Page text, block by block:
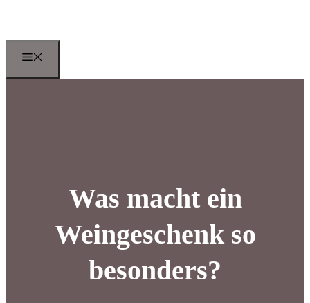
springen
Was macht ein
Weingeschenk so
besonders?